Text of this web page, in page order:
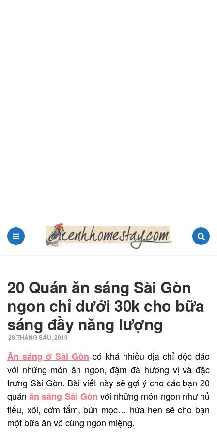
20 Quán ăn sáng Sài Gòn
ngon chỉ dưới 30k cho bữa
sáng đầy năng lượng
28 THÁNG SÁU, 2019
Ăn sáng ở Sài Gòn có khá nhiều địa chỉ độc đáo
với những món ăn ngon, đậm đà hương vị và đặc
trưng Sài Gòn. Bài viết này sẽ gợi ý cho các bạn 20
quán ăn sáng Sài Gòn với những món ngon như hủ
tiếu, xôi, cơm tấm, bún mọc… hứa hẹn sẽ cho bạn
một bữa ăn vô cùng ngon miệng.